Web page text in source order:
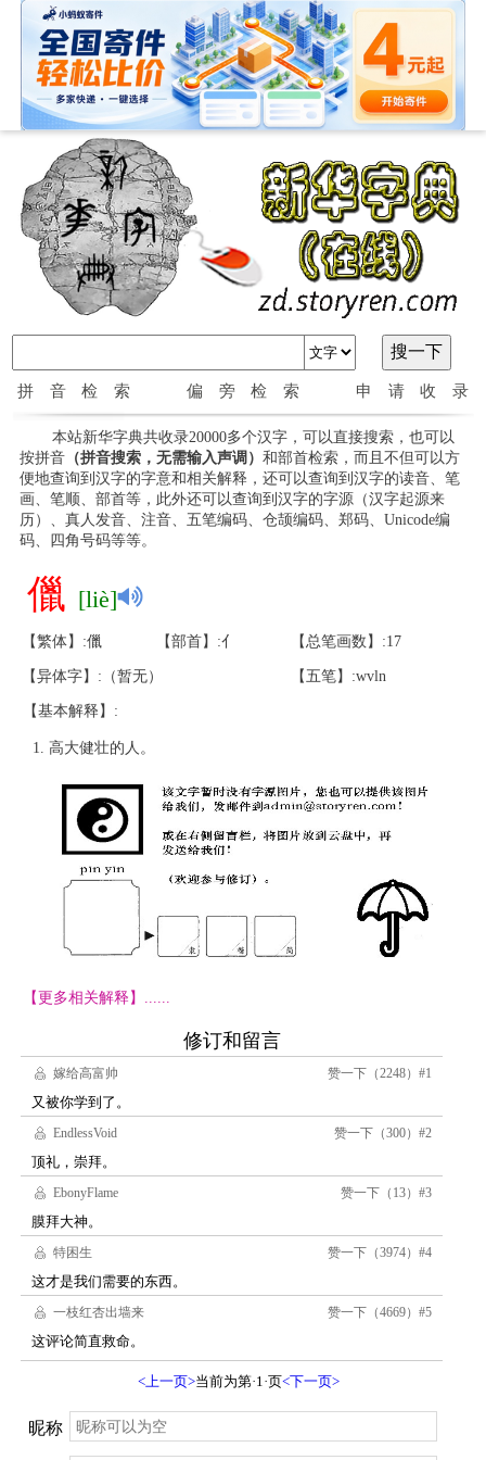
拼音检索 偏旁检索 申请收录
本站新华字典共收录20000多个汉字，可以直接搜索，也可以
按拼音（拼音搜索，无需输入声调） 和部首检索，而且不但可以方
便地查询到汉字的字意和相关解释，还可以查询到汉字的读音、笔
画、笔顺、部首等，此外还可以查询到汉字的字源（汉字起源来
历）、真人发音、注音、五笔编码、仓颉编码、郑码、Unicode编
码、四角号码等等。
儠 [liè]
【繁体】:儠 【部首】:亻 【总笔画数】:17
【异体字】:（暂无） 【五笔】:wvln
【基本解释】:
高大健壮的人。
【更多相关解释】......